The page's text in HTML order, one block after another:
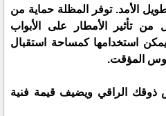
الأمد. توفر المظلة حماية من
تأثير الأمطار على الأبواب
يمكن استخدامها كمساحة استقبال
المؤقت.
ذوقك الراقي ويضيف قيمة فنية